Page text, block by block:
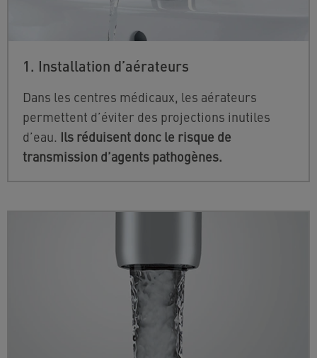
1. Installation d’aérateurs
Dans les centres médicaux, les aérateurs
permettent d’éviter des projections inutiles
d’eau. Ils réduisent donc le risque de
transmission d’agents pathogènes.